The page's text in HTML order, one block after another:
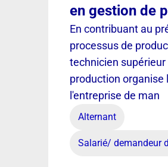
en gestion de
En contribuant au
processus de
technicien
production organise
l'entreprise de man
Alternant
Salarié/ demandeur